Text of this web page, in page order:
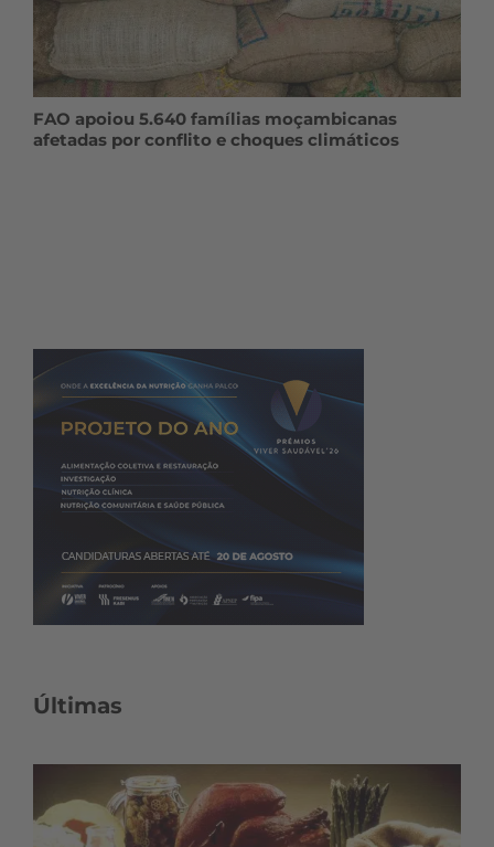
FAO apoiou 5.640 famílias moçambicanas
afetadas por conflito e choques climáticos
Últimas